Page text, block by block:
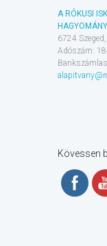
A RÓKUSI
6724
Adószám:
Kövessen